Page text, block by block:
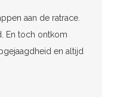
aan de ratrace.
En toch ontkom
en altijd